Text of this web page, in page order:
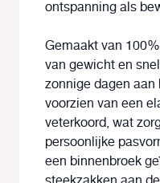
ontspanning als
Gemaakt van
van gewicht en
zonnige dagen
voorzien van een
veterkoord, wat
persoonlijke
een binnenbroek